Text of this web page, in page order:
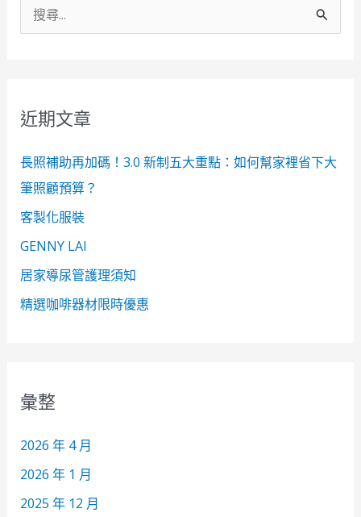
字
近期文章
長照補助再加碼！3.0 新制五大重點：如何幫家裡省下大
筆照顧預算？
客製化服裝
GENNY LAI
居家導尿管護理須知
精選咖啡器材限時優惠
彙整
2026 年 4 月
2026 年 1 月
2025 年 12 月